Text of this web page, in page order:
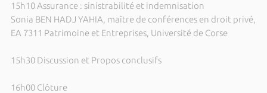
15h10 Assurance : sinistrabilité et indemnisation
Sonia BEN HADJ YAHIA, maître de conférences en droit privé,
EA 7311 Patrimoine et Entreprises, Université de Corse
15h30 Discussion et Propos conclusifs
16h00 Clôture